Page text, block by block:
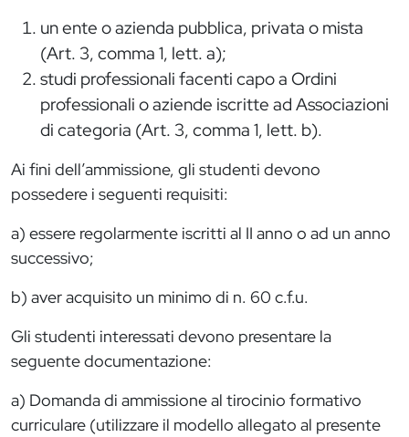
un ente o azienda pubblica, privata o mista
(Art. 3, comma 1, lett. a);
studi professionali facenti capo a Ordini
professionali o aziende iscritte ad Associazioni
di categoria (Art. 3, comma 1, lett. b).
Ai fini dell’ammissione, gli studenti devono
possedere i seguenti requisiti:
a) essere regolarmente iscritti al II anno o ad un anno
successivo;
b) aver acquisito un minimo di n. 60 c.f.u.
Gli studenti interessati devono presentare la
seguente documentazione:
a) Domanda di ammissione al tirocinio formativo
curriculare (utilizzare il modello allegato al presente